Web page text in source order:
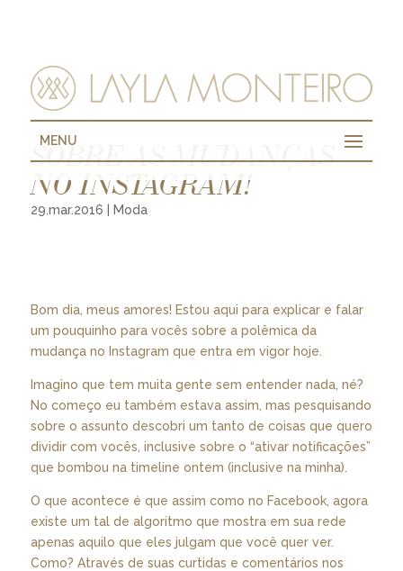
MENU
SOBRE AS MUDANÇAS
NO INSTAGRAM!
29.mar.2016 Moda
Bom dia, meus amores! Estou aqui para explicar e falar
um pouquinho para vocês sobre a polêmica da
mudança no Instagram que entra em vigor hoje.
Imagino que tem muita gente sem entender nada, né?
No começo eu também estava assim, mas pesquisando
sobre o assunto descobri um tanto de coisas que quero
dividir com vocês, inclusive sobre o “ativar notificações”
que bombou na timeline ontem (inclusive na minha).
O que acontece é que assim como no Facebook, agora
existe um tal de algoritmo que mostra em sua rede
apenas aquilo que eles julgam que você quer ver.
Como? Através de suas curtidas e comentários nos